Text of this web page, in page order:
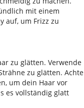
mit einem
auf, um Frizz zu
zu glätten. Verwende
zu glätten. Achte
um dein Haar vor
es vollständig glatt